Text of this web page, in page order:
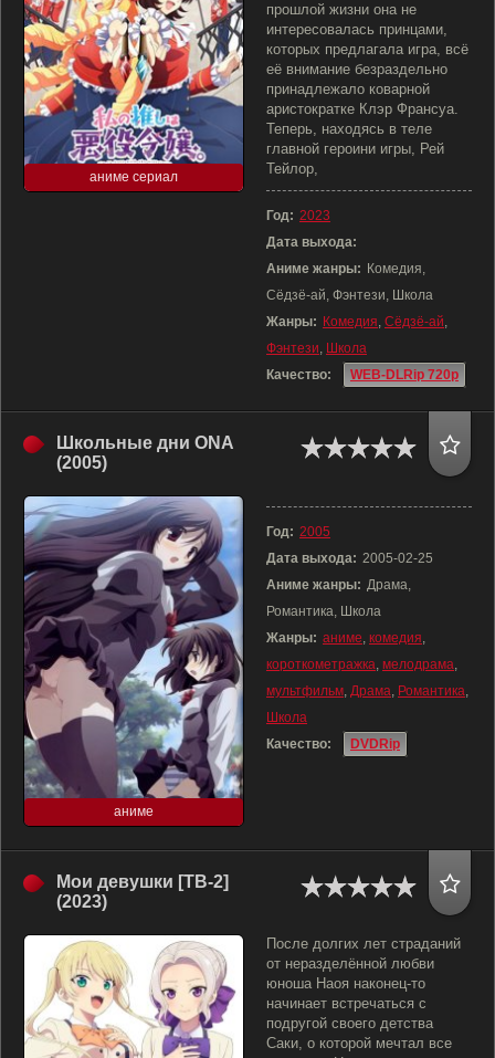
аниме сериал
прошлой жизни она не
интересовалась принцами,
которых предлагала игра, всё
её внимание безраздельно
принадлежало коварной
аристократке Клэр Франсуа.
Теперь, находясь в теле
главной героини игры, Рей
Тейлор,
Год: 2023
Дата выхода:
Аниме жанры: Комедия,
Сёдзё-ай, Фэнтези, Школа
Жанры: Комедия, Сёдзё-ай,
Фэнтези, Школа
Качество:
WEB-DLRip 720p
Школьные дни ONA
(2005)
аниме
Год: 2005
Дата выхода: 2005-02-25
Аниме жанры: Драма,
Романтика, Школа
Жанры: аниме, комедия,
короткометражка, мелодрама,
мультфильм, Драма, Романтика,
Школа
Качество:
DVDRip
Мои девушки [ТВ-2]
(2023)
После долгих лет страданий
от неразделённой любви
юноша Наоя наконец-то
начинает встречаться с
подругой своего детства
Саки, о которой мечтал все